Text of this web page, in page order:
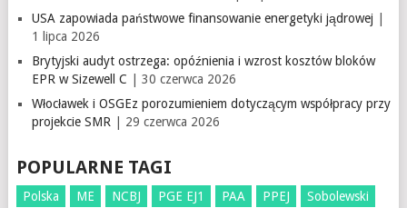
USA zapowiada państwowe finansowanie energetyki jądrowej
1 lipca 2026
Brytyjski audyt ostrzega: opóźnienia i wzrost kosztów bloków
EPR w Sizewell C | 30 czerwca 2026
Włocławek i OSGEz porozumieniem dotyczącym współpracy przy
projekcie SMR | 29 czerwca 2026
POPULARNE TAGI
Polska ME NCBJ PGE EJ1 PAA PPEJ
Sobolewski